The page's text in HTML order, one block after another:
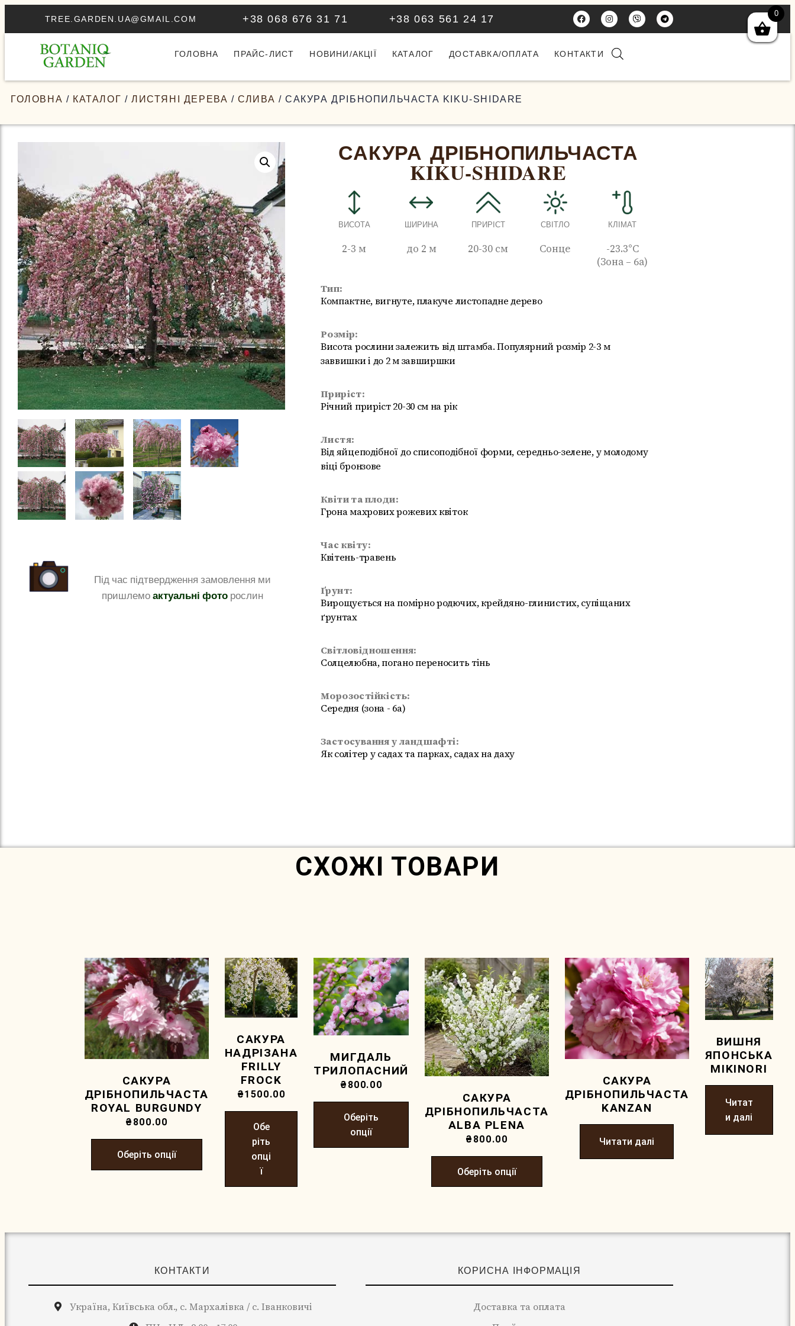
TREE.GARDEN.UA@GMAIL.COM +38 068 676 31 71 +38 063 561 24 17
ГОЛОВНА ПРАЙС-ЛИСТ НОВИНИ/АКЦІЇ КАТАЛОГ ДОСТАВКА/ОПЛАТА КОНТАКТИ
ГОЛОВНА / КАТАЛОГ /ЛИСТЯНІ ДЕРЕВА /СЛИВА / САКУРА ДРІБНОПИЛЬЧАСТА KIKU-SHIDARE
Під час підтвердження замовлення ми
пришлемоактуальні фоторослин
САКУРА ДРІБНОПИЛЬЧАСТА
KIKU-SHIDARE
ВИСОТА
2-3 м
ШИРИНА
до 2 м
ПРИРІСТ
20-30 см
СВІТЛО
Сонце
КЛІМАТ
-23.3°C
(Зона – 6а)
Тип:
Компактне, вигнуте, плакуче листопадне дерево
Розмір:
Висота рослини залежить від штамба. Популярний розмір 2-3 м
заввишки і до 2 м завширшки
Приріст:
Річний приріст 20-30 см на рік
Листя:
Від яйцеподібної до списоподібної форми, середньо-зелене, у молодому
віці бронзове
Квіти та плоди:
Грона махрових рожевих квіток
Час квіту:
Квітень-травень
Ґрунт:
Вирощується на помірно родючих, крейдяно-глинистих, супіщаних
ґрунтах
Світловідношення:
Солцелюбна, погано переносить тінь
Морозостійкість:
Середня (зона - 6а)
Застосування у ландшафті:
Як солітер у садах та парках, садах на даху
СХОЖІ ТОВАРИ
САКУРА
ДРІБНОПИЛЬЧАСТА
ROYAL BURGUNDY
₴ 800.00
Оберіть опції
САКУРА
НАДРІЗАНА
FRILLY
FROCK
₴1500.00
Обе
ріть
опці
ї
МИГДАЛЬ
ТРИЛОПАСНИЙ
₴ 800.00
Оберіть
опції
САКУРА
ДРІБНОПИЛЬЧАСТА
ALBA PLENA
₴ 800.00
Оберіть опції
САКУРА
ДРІБНОПИЛЬЧАСТА
KANZAN
Читати далі
ВИШНЯ
ЯПОНСЬКА
MIKINORI
Читат
и далі
КОНТАКТИ
Україна, Київська обл., с. Мархалівка / с. Іванковичі
КОРИСНА ІНФОРМАЦІЯ
Доставка та оплата
0